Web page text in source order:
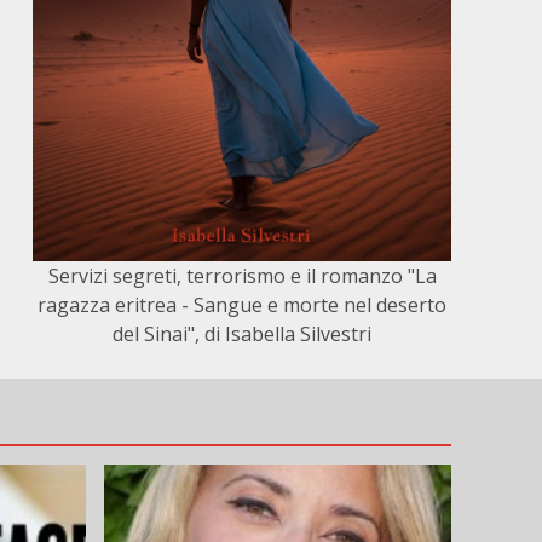
Servizi segreti, terrorismo e il romanzo "La
ragazza eritrea - Sangue e morte nel deserto
del Sinai", di Isabella Silvestri